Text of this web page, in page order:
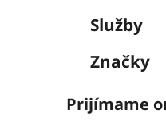
Služby
Značky
Prijímame